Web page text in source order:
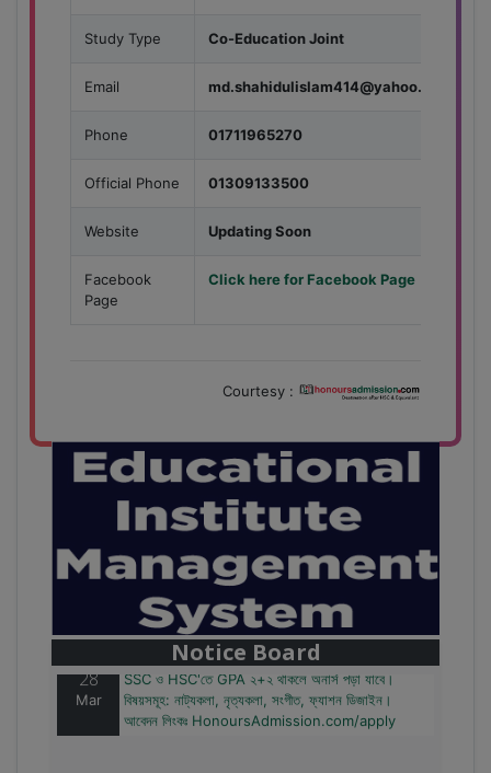
Study Type Co-Education Joint
Email md.shahidulislam414@yahoo.com
Phone 01711965270
Official Phone 01309133500
Website Updating Soon
Facebook
Page
Click here for Facebook Page
Courtesy :
Notice Board
বাজেটের মধ্যে প্রাইভেট ইউনিভার্সিটিতে অনার্স পড়ার সুযোগ।
২০টির অধিক বিষয়, ৪ বছরে মোট খরচ ২ লক্ষ থেকে ৫ লক্ষ টাকা।
আবেদন লিংকঃ HonoursAdmission.com/apply
28
Mar
SSC ও HSC'তে GPA ২+২ থাকলে অনার্স পড়া যাবে।
বিষয়সমূহ: নাট্যকলা, নৃত্যকলা, সংগীত, ফ্যাশন ডিজাইন।
আবেদন লিংকঃ HonoursAdmission.com/apply